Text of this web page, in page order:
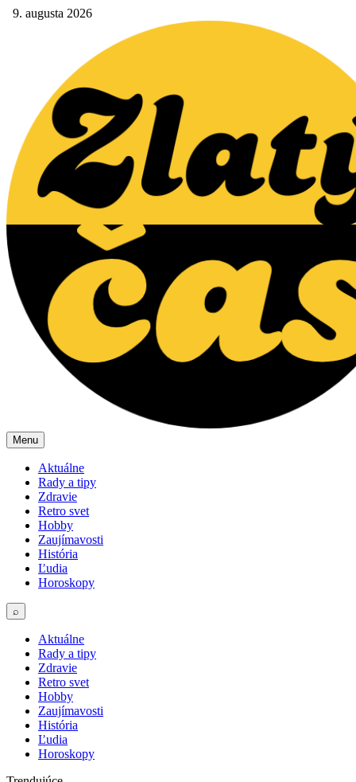
9. augusta 2026
Menu
Aktuálne
Rady a tipy
Zdravie
Retro svet
Hobby
Zaujímavosti
História
Ľudia
Horoskopy
⌕
Aktuálne
Rady a tipy
Zdravie
Retro svet
Hobby
Zaujímavosti
História
Ľudia
Horoskopy